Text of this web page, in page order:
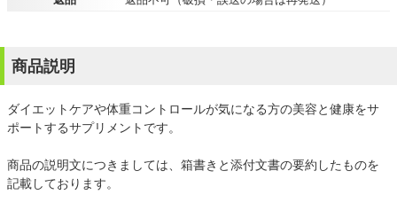
商品説明
ダイエットケアや体重コントロールが気になる方の美容と健康をサ
ポートするサプリメントです。
商品の説明文につきましては、箱書きと添付文書の要約したものを
記載しております。